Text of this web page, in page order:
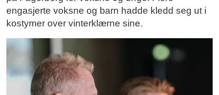
engasjerte voksne og barn hadde kledd seg ut i
kostymer over vinterklærne sine.